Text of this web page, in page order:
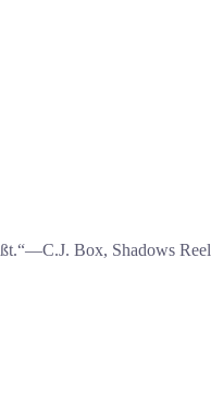
Box, Shadows Reel